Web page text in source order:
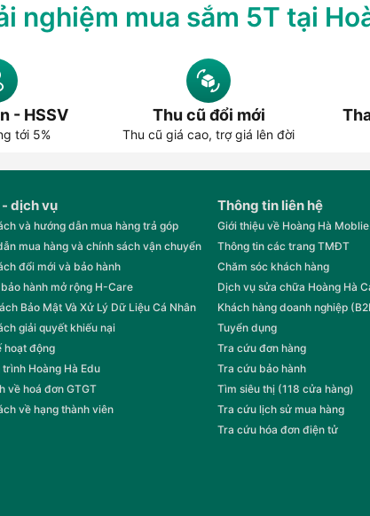
nghiệm mua sắm 5T tại
- HSSV
tới 5%
Thu cũ đổi mới
Thu cũ giá cao, trợ giá lên đời
- dịch vụ
và hướng dẫn mua hàng trả góp
mua hàng và chính sách vận chuyển
đổi mới và bảo hành
hành mở rộng H-Care
Bảo Mật Và Xử Lý Dữ Liệu Cá Nhân
giải quyết khiếu nại
hoạt động
Hoàng Hà Edu
về hoá đơn GTGT
về hạng thành viên
Thông tin liên hệ
Giới thiệu về Hoàng Hà Moblie
Thông tin các trang TMĐT
Chăm sóc khách hàng
Dịch vụ sửa chữa Hoàng Hà
Khách hàng doanh nghiệp
Tuyển dụng
Tra cứu đơn hàng
Tra cứu bảo hành
Tìm siêu thị (118 cửa hàng)
Tra cứu lịch sử mua hàng
Tra cứu hóa đơn điện tử